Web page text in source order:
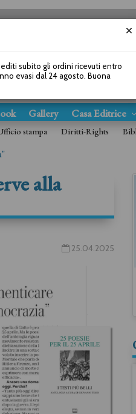
Gallery Casa Editrice
stampa Diritti-Rights
alla
25.04.2025
subito gli ordini ricevuti entro
evasi dal 24 agosto. Buona